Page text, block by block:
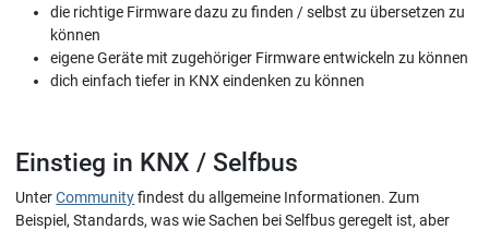
die richtige Firmware dazu zu finden / selbst zu übersetzen zu
können
eigene Geräte mit zugehöriger Firmware entwickeln zu können
dich einfach tiefer in KNX eindenken zu können
Einstieg in KNX / Selfbus
UnterCommunityfindest du allgemeine Informationen. Zum
Beispiel, Standards, was wie Sachen bei Selfbus geregelt ist, aber